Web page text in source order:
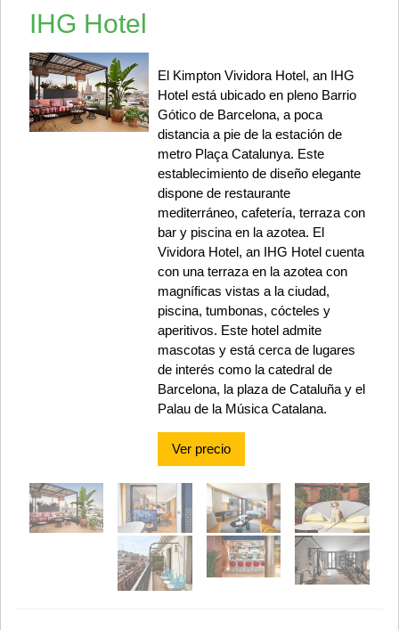
IHG Hotel
El Kimpton Vividora Hotel, an IHG
Hotel está ubicado en pleno Barrio
Gótico de Barcelona, a poca
distancia a pie de la estación de
metro Plaça Catalunya. Este
establecimiento de diseño elegante
dispone de restaurante
mediterráneo, cafetería, terraza con
bar y piscina en la azotea. El
Vividora Hotel, an IHG Hotel cuenta
con una terraza en la azotea con
magníficas vistas a la ciudad,
piscina, tumbonas, cócteles y
aperitivos. Este hotel admite
mascotas y está cerca de lugares
de interés como la catedral de
Barcelona, la plaza de Cataluña y el
Palau de la Música Catalana.
Ver precio